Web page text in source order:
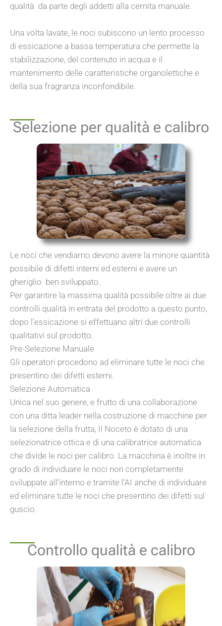
qualità da parte degli addetti alla cernita manuale.
Una volta lavate, le noci subiscono un lento processo
di essicazione a bassa temperatura che permette la
stabilizzazione, del contenuto in acqua e il
mantenimento delle caratteristiche organolettiche e
della sua fragranza inconfondibile.
Selezione per qualità e calibro
Le noci che vendiamo devono avere la minore quantità
possibile di difetti interni ed esterni e avere un
gheriglio ben sviluppato.
Per garantire la massima qualità possibile oltre ai due
controlli qualità in entrata del prodotto a questo punto,
dopo l’essicazione si effettuano altri due controlli
qualitativi sul prodotto.
Pre-Selezione Manuale
Gli operatori procedono ad eliminare tutte le noci che
presentino dei difetti esterni.
Selezione Automatica
Unica nel suo genere, e frutto di una collaborazione
con una ditta leader nella costruzione di macchine per
la selezione della frutta, Il Noceto è dotato di una
selezionatrice ottica e di una calibratrice automatica
che divide le noci per calibro. La macchina è inoltre in
grado di individuare le noci non completamente
sviluppate all’interno e tramite l’AI anche di individuare
ed eliminare tutte le noci che presentino dei difetti sul
guscio.
Controllo qualità e calibro